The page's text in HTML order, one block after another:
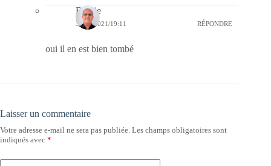
Bernie
30/11/2021/19:11 RÉPONDRE
oui il en est bien tombé
Laisser un commentaire
Votre adresse e-mail ne sera pas publiée. Les champs obligatoires sont
indiqués avec *